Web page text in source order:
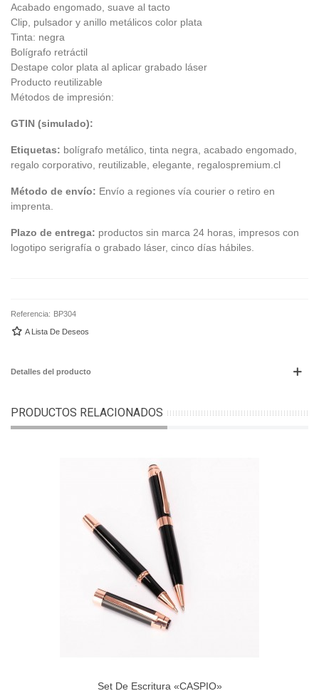
Acabado engomado, suave al tacto
Clip, pulsador y anillo metálicos color plata
Tinta: negra
Bolígrafo retráctil
Destape color plata al aplicar grabado láser
Producto reutilizable
Métodos de impresión:
GTIN (simulado):
Etiquetas: bolígrafo metálico, tinta negra, acabado engomado,
regalo corporativo, reutilizable, elegante, regalospremium.cl
Método de envío: Envío a regiones vía courier o retiro en
imprenta.
Plazo de entrega: productos sin marca 24 horas, impresos con
logotipo serigrafía o grabado láser, cinco días hábiles.
Referencia: BP304
A Lista De Deseos
Detalles del producto
PRODUCTOS RELACIONADOS
Set De Escritura «CASPIO»